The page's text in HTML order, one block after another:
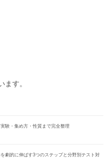
ます。
験・集め方・性質まで完全整理
劇的に伸ばす3つのステップと分野別テスト対